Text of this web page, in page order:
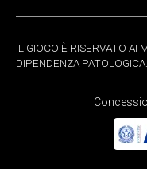
IL GIOCO È RISERVATO AI
DIPENDENZA